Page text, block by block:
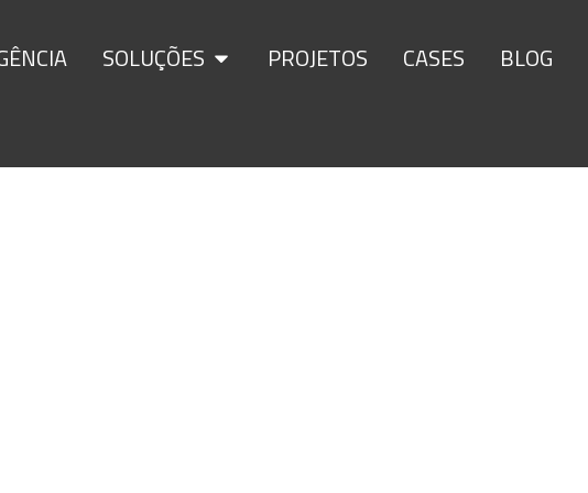
SOLUÇÕES PROJETOS CASES BLOG